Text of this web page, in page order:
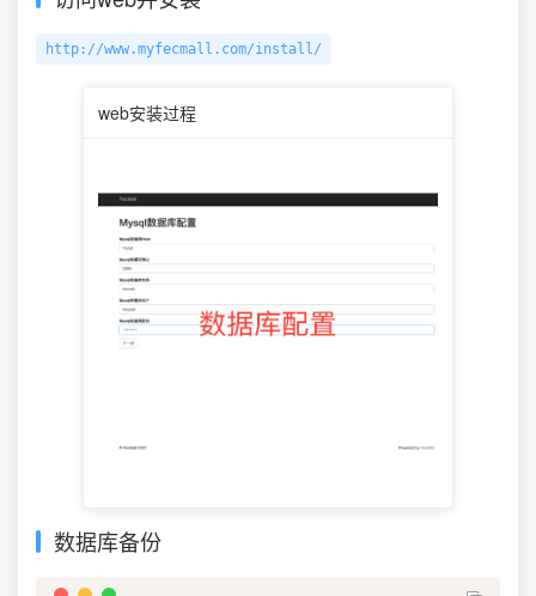
http://www.myfecmall.com/install/
web安装过程
数据库备份